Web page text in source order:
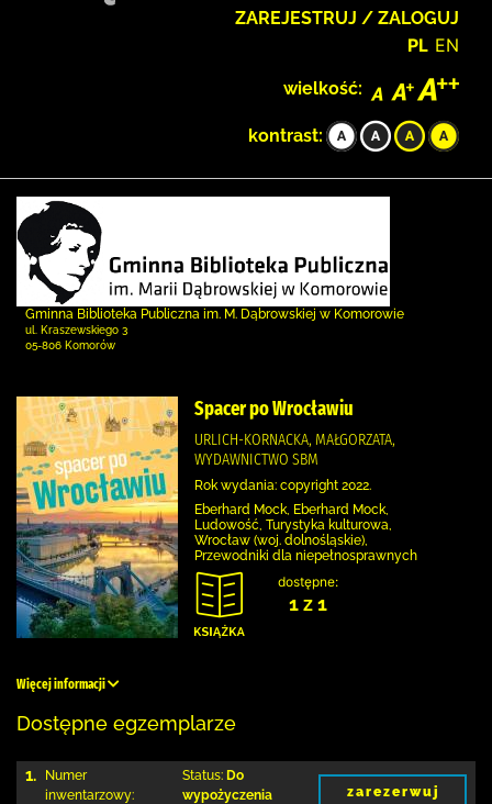
ZAREJESTRUJ / ZALOGUJ
PL EN
wielkość:
kontrast:
Gminna Biblioteka Publiczna im. M. Dąbrowskiej w Komorowie
ul. Kraszewskiego 3
05-806 Komorów
Spacer po Wrocławiu
URLICH-KORNACKA, MAŁGORZATA,
WYDAWNICTWO SBM
Rok wydania: copyright 2022.
Eberhard Mock, Eberhard Mock,
Ludowość, Turystyka kulturowa,
Wrocław (woj. dolnośląskie),
Przewodniki dla niepełnosprawnych
dostępne:
1 z 1
Więcej informacji
Dostępne egzemplarze
1.
Numer
inwentarzowy:
Status: Do
wypożyczenia
zarezerwuj